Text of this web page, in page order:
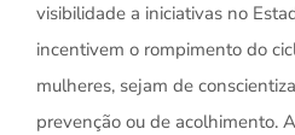
visibilidade a iniciativas no
incentivem o rompimento do
mulheres, sejam de
prevenção ou de acolhimento.